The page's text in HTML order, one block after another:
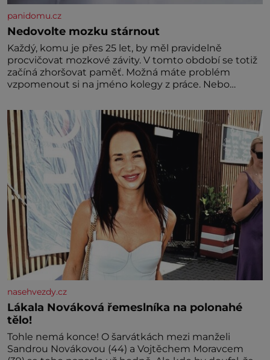
panidomu.cz
Nedovolte mozku stárnout
Každý, komu je přes 25 let, by měl pravidelně
procvičovat mozkové závity. V tomto období se totiž
začíná zhoršovat paměť. Možná máte problém
vzpomenout si na jméno kolegy z práce. Nebo
nedávno přečetli. Je to opravdu tak, s věkem jako
kdyby se paměť rozhodla stávkovat. Cvičte
nasehvezdy.cz
Lákala Nováková řemeslníka na polonahé
tělo!
Tohle nemá konce! O šarvátkách mezi manželi
Sandrou Novákovou (44) a Vojtěchem Moravcem